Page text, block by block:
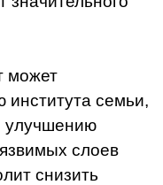
может
института семьи,
улучшению
слоев
снизить